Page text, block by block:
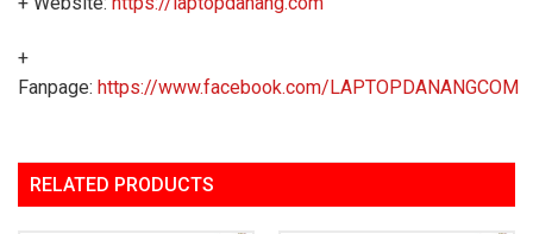
+
Fanpage: https://www.facebook.com/LAPTOPDANANGCOM
RELATED PRODUCTS